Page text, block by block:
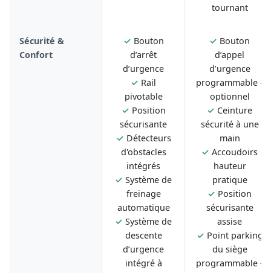
tournant
Sécurité &
Confort
✓ Bouton
d’arrêt
d’urgence
✓ Rail
pivotable
✓ Position
sécurisante
✓ Détecteurs
d'obstacles
intégrés
✓ Système de
freinage
automatique
✓ Système de
descente
d’urgence
intégré à
✓ Bouton
d’appel
d’urgence
programmable -
optionnel
✓ Ceinture
sécurité à une
main
✓ Accoudoirs
hauteur
pratique
✓ Position
sécurisante
assise
✓ Point parking
du siège
programmable -